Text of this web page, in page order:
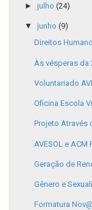
► julho (24)
▼ junho (9)
Direitos
Às vésperas da
Voluntariado
Oficina Escola
Projeto Através
AVESOL e
Geração de
Gênero e
Formatura